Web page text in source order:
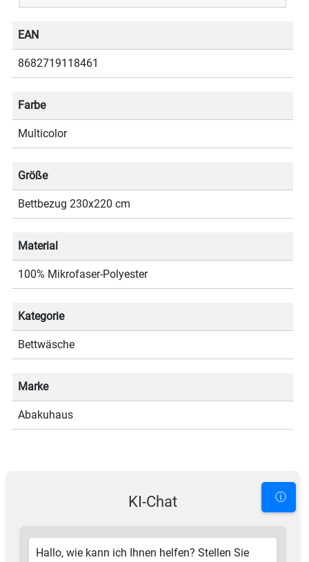
EAN
8682719118461
Farbe
Multicolor
Größe
Bettbezug 230x220 cm
Material
100% Mikrofaser-Polyester
Kategorie
Bettwäsche
Marke
Abakuhaus
KI-Chat ⓘ
Hallo, wie kann ich Ihnen helfen? Stellen Sie